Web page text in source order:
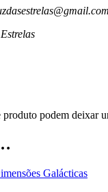
podem deixar